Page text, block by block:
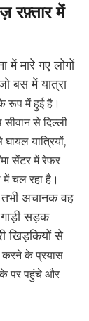
रफ़्तार में
मारे गए लोगों
बस में यात्रा
रूप में हुई है।
से दिल्ली
यात्रियों,
सेंटर में रेफर
चल रहा है।
तभी अचानक वह
सड़क
खिड़कियों से
करने के प्रयास
पर पहुंचे और